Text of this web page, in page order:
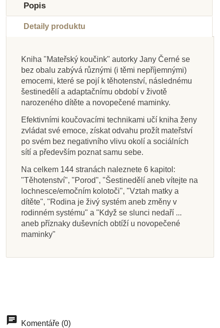
Skladem
DharmaGaia Jak
rozvíjet dětskou
spiritualitu.
Jednoduchá
praktická cvičení -
Peggy Joy...
198 Kč
Přidat do košíku
Skladem
Esence Montessori
Miminko
485 Kč
Přidat do košíku
Skladem
Baby Signs -
Kompletní sada
znakování
699 Kč
Přidat do košíku
Skladem
Esence Montessori
Dítě
499 Kč
Přidat do košíku
Skladem
Triton Tajuplné
dětství - Marie
Montessori
135 Kč
Přidat do košíku
Skladem
Baby Signs -
Kompletní sada
znakování - verze
online videa
699 Kč
Přidat do košíku
Skladem
Triton Cesta k inkluzi.
Úvahy z praxe a pro
praxi - Lore Anderlik
269 Kč
Přidat do košíku
Skladem
Londýnské
přednášky
399 Kč
Přidat do košíku
Popis
Detaily produktu
Kniha "Mateřský koučink" autorky Jany Černé se
bez obalu zabývá různými (i těmi nepříjemnými)
emocemi, které se pojí k těhotenství, následnému
šestinedělí a adaptačnímu období v životě
narozeného dítěte a novopečené maminky.
Efektivními koučovacími technikami učí kniha ženy
zvládat své emoce, získat odvahu prožít mateřství
po svém bez negativního vlivu okolí a sociálních
sítí a především poznat samu sebe.
Na celkem 144 stranách naleznete 6 kapitol:
"Těhotenství", "Porod", "Šestinedělí aneb vítejte na
lochnesce/emočním kolotoči", "Vztah matky a
dítěte", "Rodina je živý systém aneb změny v
rodinném systému" a "Když se slunci nedaří ...
aneb příznaky duševních obtíží u novopečené
maminky"
Komentáře (0)